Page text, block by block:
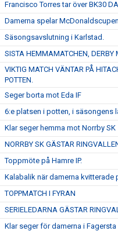
Francisco Torres tar över BK30
Damerna spelar McDonaldscupen
Säsongsavslutning i Karlstad.
SISTA HEMMAMATCHEN, DERBY
VIKTIG MATCH VÄNTAR PÅ
POTTEN.
Seger borta mot Eda IF
6:e platsen i potten, i säsongens
Klar seger hemma mot Norrby SK
NORRBY SK GÄSTAR
Toppmöte på Hamre IP.
Kalabalik när damerna kvitterade
TOPPMATCH I FYRAN
SERIELEDARNA GÄSTAR
Klar seger för damerna i Fagersta